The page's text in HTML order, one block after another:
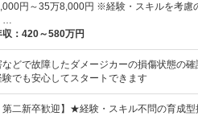
円～35万8,000円 ※経験・スキルを考
…
： 420～580万円
どで故障したダメージカーの損傷状態の
でも安心してスタートできます
第二新卒歓迎】★経験・スキル不問の育